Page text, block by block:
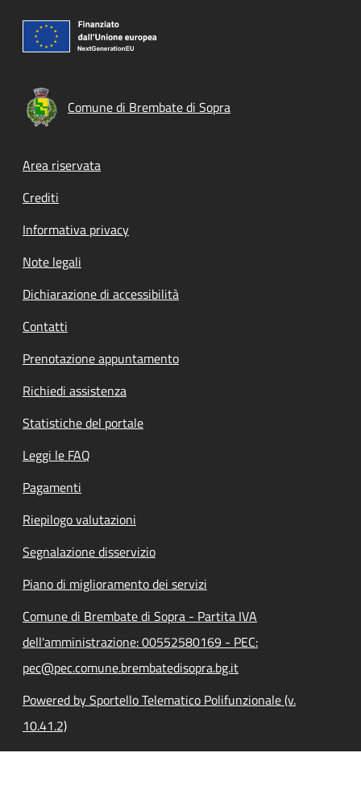
Comune di Brembate di Sopra
Footer menu
Area riservata
Crediti
Informativa privacy
Note legali
Dichiarazione di accessibilità
Contatti
Prenotazione appuntamento
Richiedi assistenza
Statistiche del portale
Leggi le FAQ
Pagamenti
Riepilogo valutazioni
Segnalazione disservizio
Piano di miglioramento dei servizi
Comune di Brembate di Sopra - Partita IVA
dell'amministrazione: 00552580169 - PEC:
pec@pec.comune.brembatedisopra.bg.it
Powered by Sportello Telematico Polifunzionale (v.
10.41.2)